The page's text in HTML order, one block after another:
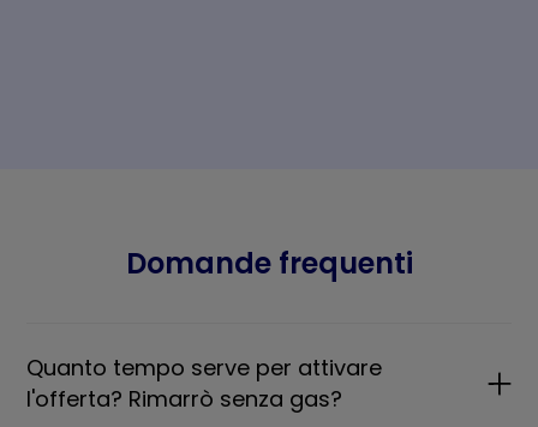
Domande frequenti
Quanto tempo serve per attivare
l'offerta? Rimarrò senza gas?